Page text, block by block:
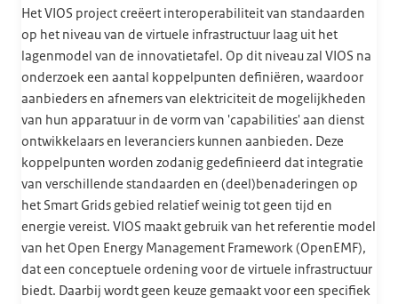
Het VIOS project creëert interoperabiliteit van standaarden
op het niveau van de virtuele infrastructuur laag uit het
lagenmodel van de innovatietafel. Op dit niveau zal VIOS na
onderzoek een aantal koppelpunten definiëren, waardoor
aanbieders en afnemers van elektriciteit de mogelijkheden
van hun apparatuur in de vorm van 'capabilities' aan dienst
ontwikkelaars en leveranciers kunnen aanbieden. Deze
koppelpunten worden zodanig gedefinieerd dat integratie
van verschillende standaarden en (deel)benaderingen op
het Smart Grids gebied relatief weinig tot geen tijd en
energie vereist. VIOS maakt gebruik van het referentie model
van het Open Energy Management Framework (OpenEMF),
dat een conceptuele ordening voor de virtuele infrastructuur
biedt. Daarbij wordt geen keuze gemaakt voor een specifiek